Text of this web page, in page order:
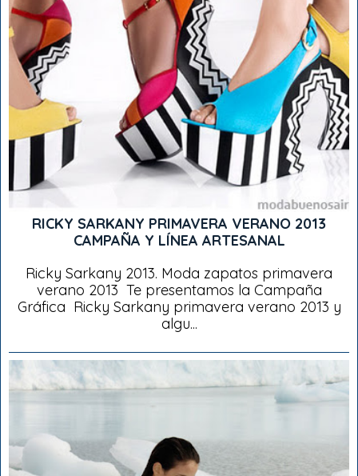
RICKY SARKANY PRIMAVERA VERANO 2013
CAMPAÑA Y LÍNEA ARTESANAL
Ricky Sarkany 2013. Moda zapatos primavera
verano 2013 Te presentamos la Campaña
Gráfica Ricky Sarkany primavera verano 2013 y
algu...